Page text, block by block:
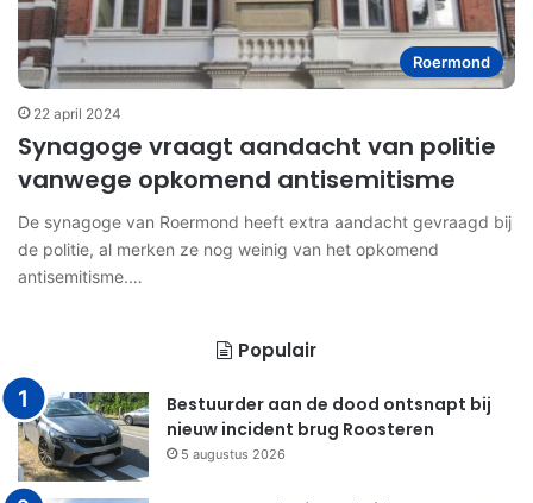
Roermond
22 april 2024
Synagoge vraagt aandacht van politie
vanwege opkomend antisemitisme
De synagoge van Roermond heeft extra aandacht gevraagd bij
de politie, al merken ze nog weinig van het opkomend
antisemitisme.…
Populair
Bestuurder aan de dood ontsnapt bij
nieuw incident brug Roosteren
5 augustus 2026